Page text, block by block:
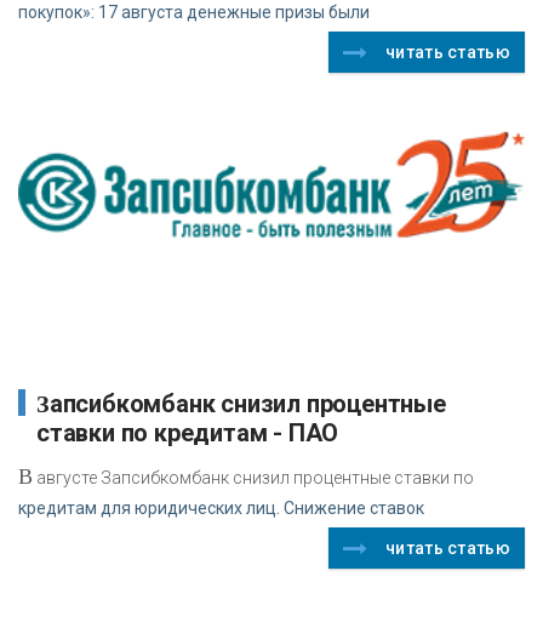
покупок»: 17 августа денежные призы были
читать статью
Запсибкомбанк снизил процентные
ставки по кредитам - ПАО
В августе Запсибкомбанк снизил процентные ставки по
кредитам для юридических лиц. Снижение ставок
читать статью